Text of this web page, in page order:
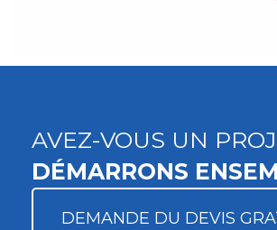
AVEZ-VOUS UN
DÉMARRONS
DEMANDE DU DEVIS